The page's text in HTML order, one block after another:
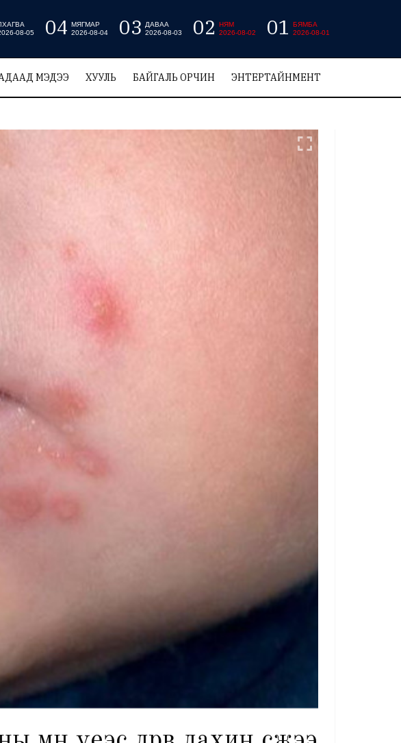
08-05
04 МЯГМАР
2026-08-04
03
ДАВАА
2026-08-03
02
НЯМ
2026-08-02
01
БЯМБА
2026-08-01
МЭДЭЭ ХУУЛЬ БАЙГАЛЬ ОРЧИН ЭНТЕРТАЙНМЕНТ